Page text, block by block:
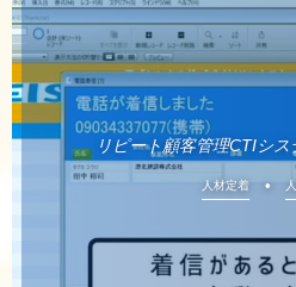
リピート顧客管理CTIシ
人材定着